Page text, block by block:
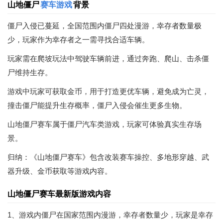
山地僵尸赛车游戏背景
僵尸入侵已蔓延，全国范围内僵尸四处漫游，幸存者数量极
少，玩家作为幸存者之一需寻找合适车辆。
玩家需在爬坡玩法中驾驶车辆前进，通过奔跑、爬山、击杀僵
尸维持生存。
游戏中玩家可获取金币，用于打造更优车辆，避免成为亡灵，
撞击僵尸能提升生存概率，僵尸入侵会催生更多生物。
山地僵尸赛车属于僵尸汽车类游戏，玩家可体验真实生存场
景。
归纳：《山地僵尸赛车》包含改装赛车操控、多地形穿越、武
器升级、金币获取等游戏内容。
山地僵尸赛车最新版游戏内容
1、游戏内僵尸在国家范围内漫游，幸存者数量少，玩家是幸存